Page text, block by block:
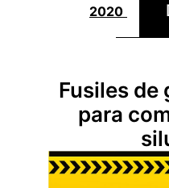
2020
Fusiles de
para